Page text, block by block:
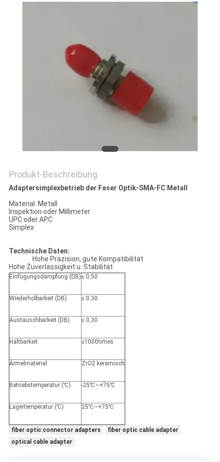
POLICY
Produkt-Beschreibung
Adaptersimplexbetrieb der Faser Optik-SMA-FC Metall
Material: Metall
Inspektion oder Millimeter
UPC oder APC
Simplex
Technische Daten:
Hohe Präzision, gute Kompatibilität
Hohe Zuverlässigkeit u. Stabilität
Einfügungsdämpfung (DB)≤ 0,50
Wiederholbarkeit (DB) ≤ 0,30
Austauschbarkeit (DB) ≤ 0,30
Haltbarkeit ≥1000times
Ärmelmaterial ZrO2 keramisch
Betriebstemperatur (℃) -25℃~+75℃
Lagertemperatur (℃) 25℃~+75℃
fiber optic connector adapters
fiber optic cable adapter
optical cable adapter